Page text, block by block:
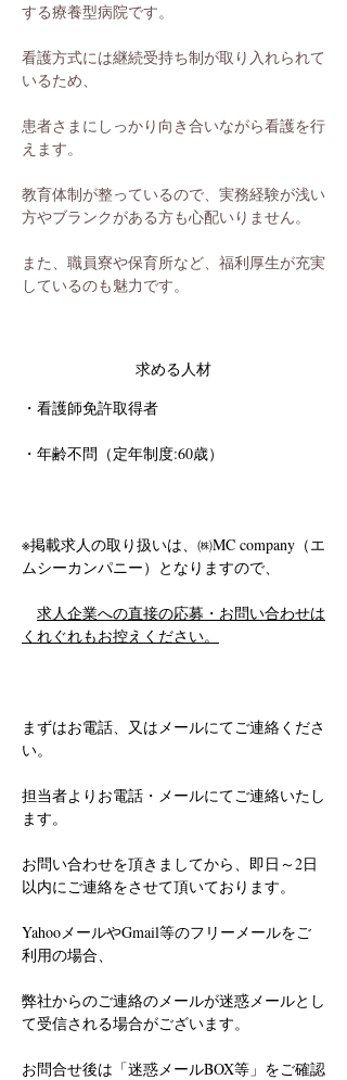
する療養型病院です。
看護方式には継続受持ち制が取り入れられて
いるため、
患者さまにしっかり向き合いながら看護を行
えます。
教育体制が整っているので、実務経験が浅い
方やブランクがある方も心配いりません。
また、職員寮や保育所など、福利厚生が充実
しているのも魅力です。
求める人材
・看護師免許取得者
・年齢不問（定年制度:60歳）
※掲載求人の取り扱いは、㈱MC company（エ
ムシーカンパニー）となりますので、
求人企業への直接の応募・お問い合わせは
くれぐれもお控えください。
まずはお電話、又はメールにてご連絡くださ
い。
担当者よりお電話・メールにてご連絡いたし
ます。
お問い合わせを頂きましてから、即日～2日
以内にご連絡をさせて頂いております。
YahooメールやGmail等のフリーメールをご
利用の場合、
弊社からのご連絡のメールが迷惑メールとし
て受信される場合がございます。
お問合せ後は「迷惑メールBOX等」をご確認